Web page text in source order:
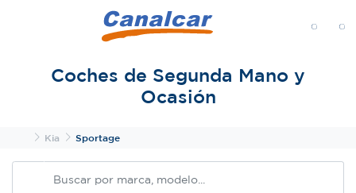
Coches de Segunda Mano y
Ocasión
InicioKia Sportage